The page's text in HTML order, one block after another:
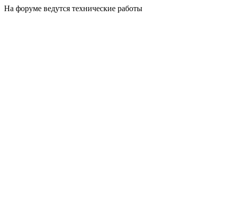
На форуме ведутся технические работы